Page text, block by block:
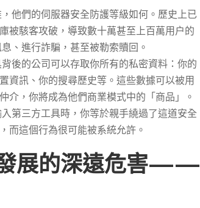
他們的伺服器安全防護等級如何。歷史上已
被駭客攻破，導致數十萬甚至上百萬用户的
、進行詐騙，甚至被勒索贖回。
後的公司可以存取你所有的私密資料：你的
資訊、你的搜尋歷史等。這些數據可以被用
介，你將成為他們商業模式中的「商品」。
第三方工具時，你等於親手繞過了這道安全
而這個行為很可能被系統允許。
發展的深遠危害——